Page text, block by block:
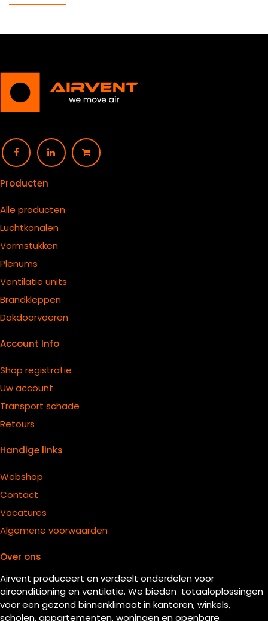
Producten
Alle producten
Luchtkanalen
Vormstukken
Plenums
Ventilatie units
Brandkleppen
Dakdoorvoeren
Account Info
Shop registratie
Uw account
Transport schade
Retours
Handige links
Webshop
Contact
Vacatures
Algemene voorwaarden
Over ons
Airvent produceert en verdeelt onderdelen voor
airconditioning en ventilatie. We bieden totaaloplossingen
voor een gezond binnenklimaat in kantoren, winkels,
scholen, appartementen, woningen en openbare